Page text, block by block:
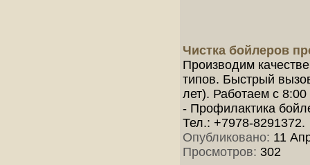
Чистка бойлеров
Производим
типов. Быстрый
лет). Работаем с
- Профилактика
Тел.: +7978-8291372.
Опубликовано: 11
Просмотров: 302